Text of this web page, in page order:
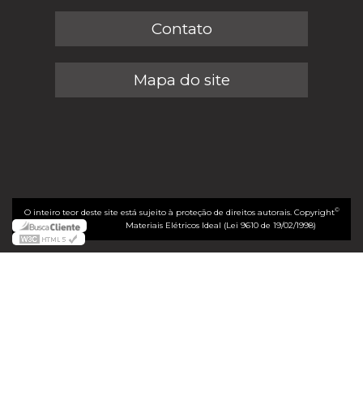
Contato
Mapa do site
O inteiro teor deste site está sujeito à proteção de direitos autorais. Copyright©
Materiais Elétricos Ideal (Lei 9610 de 19/02/1998)